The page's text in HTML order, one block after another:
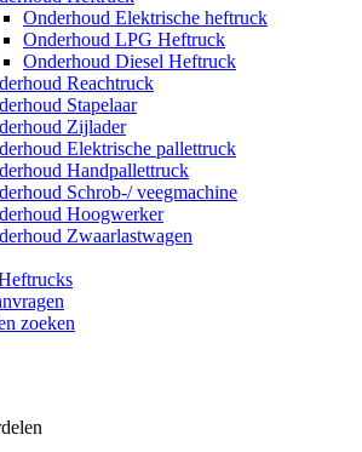
Onderhoud Elektrische heftruck
Onderhoud LPG Heftruck
Onderhoud Diesel Heftruck
Reachtruck
Stapelaar
Zijlader
Elektrische pallettruck
Handpallettruck
Schrob-/ veegmachine
Hoogwerker
Zwaarlastwagen
zoeken